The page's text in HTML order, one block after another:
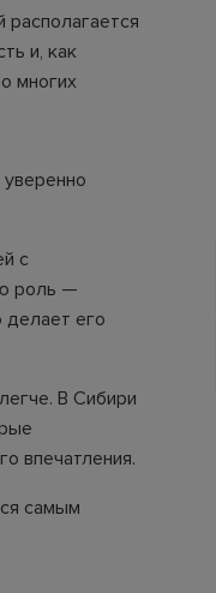
и, как
многих
с
роль —
делает его
В Сибири
впечатления.
самым